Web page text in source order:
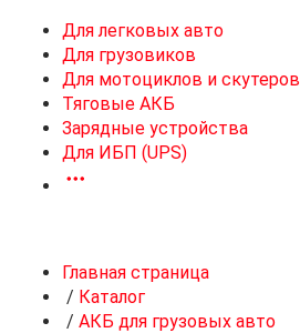
Для легковых авто
Для грузовиков
Для мотоциклов и скутеров
Тяговые АКБ
Зарядные устройства
Для ИБП (UPS)
Главная страница
/ Каталог
/ АКБ для грузовых авто